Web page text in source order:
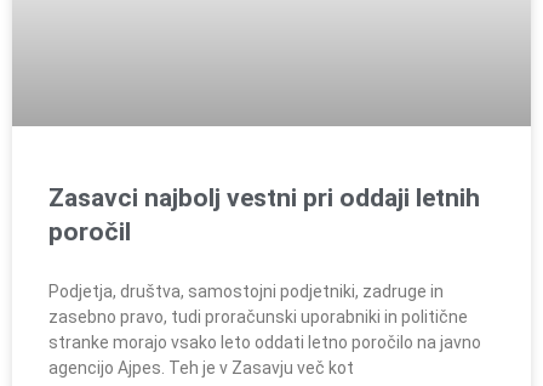
Zasavci najbolj vestni pri oddaji letnih
poročil
Podjetja, društva, samostojni podjetniki, zadruge in
zasebno pravo, tudi proračunski uporabniki in politične
stranke morajo vsako leto oddati letno poročilo na javno
agencijo Ajpes. Teh je v Zasavju več kot